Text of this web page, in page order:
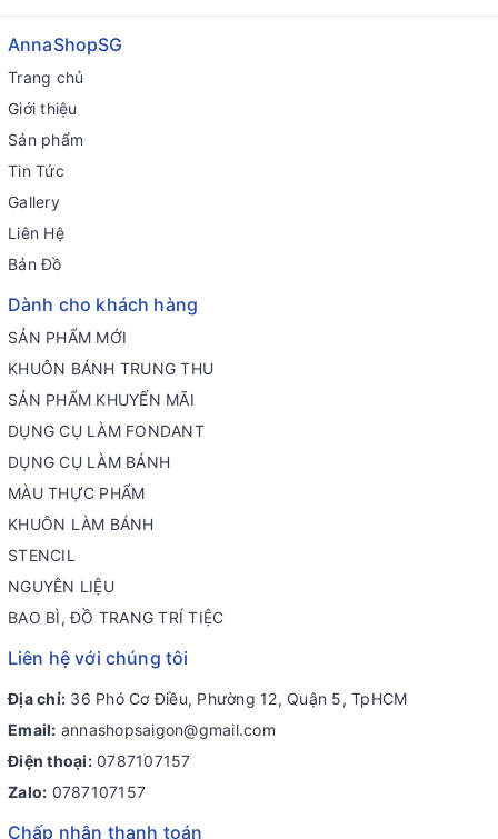
AnnaShopSG
Trang chủ
Giới thiệu
Sản phẩm
Tin Tức
Gallery
Liên Hệ
Bản Đồ
Dành cho khách hàng
SẢN PHẨM MỚI
KHUÔN BÁNH TRUNG THU
SẢN PHẨM KHUYẾN MÃI
DỤNG CỤ LÀM FONDANT
DỤNG CỤ LÀM BÁNH
MÀU THỰC PHẨM
KHUÔN LÀM BÁNH
STENCIL
NGUYÊN LIỆU
BAO BÌ, ĐỒ TRANG TRÍ TIỆC
Liên hệ với chúng tôi
Địa chỉ: 36 Phó Cơ Điều, Phường 12, Quận 5, TpHCM
Email: annashopsaigon@gmail.com
Điện thoại: 0787107157
Zalo: 0787107157
Chấp nhận thanh toán